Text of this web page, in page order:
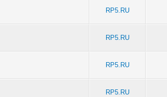
RP5.RU
RP5.RU
RP5.RU
RP5.RU